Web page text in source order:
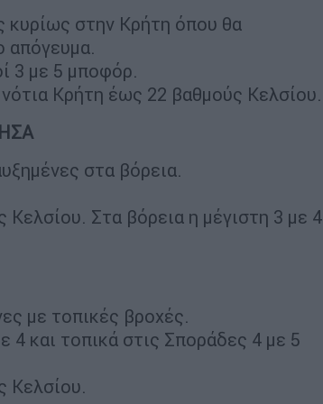
κυρίως στην Κρήτη όπου θα
απόγευμα.
3 με 5 μποφόρ.
Κρήτη έως 22 βαθμούς Κελσίου.
στα βόρεια.
Στα βόρεια η μέγιστη 3 με 4
με τοπικές βροχές.
4 και τοπικά στις Σποράδες 4 με 5
Κελσίου.